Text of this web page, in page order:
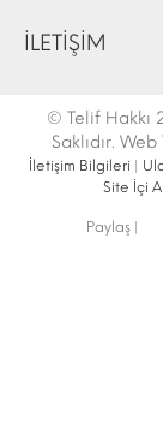
İLETİŞİM
© Telif Hakkı
Saklıdır. Web
İletişim Bilgileri
Site İçi
Paylaş |